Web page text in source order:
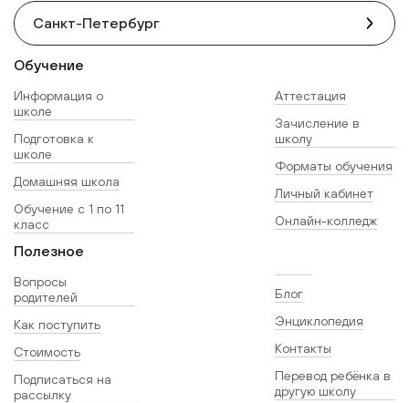
Санкт-Петербург
Обучение
Информация о
школе
Подготовка к
школе
Домашняя школа
Обучение с 1 по 11
класс
Аттестация
Зачисление в
школу
Форматы обучения
Личный кабинет
Онлайн-колледж
Полезное
Вопросы
родителей
Как поступить
Стоимость
Подписаться на
рассылку
Блог
Энциклопедия
Контакты
Перевод ребёнка в
другую школу